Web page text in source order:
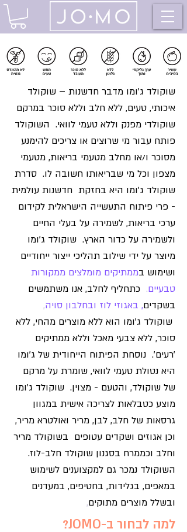
שוקולד ג'ומו מדבר חדשנות – שוקולד
איכותי, טעים, ללא חלב וללא סוכר במרקם
שוקולדי מפנק וללא טעמי לוואי. השוקולד
פותח עבור מי שרוצים או צריכים להימנע
מסוכר ו/או מחלב מטעמי בריאות, מטעמי
מצפון וכל מי שבריאותו חשובה לו. סדרת
שוקולד ג'ומו היא בחזקת חדשנות עולמית
- פרי פיתוח התעשייה הישראלית לקידום
ערכי בריאות, לשמירה על בעלי החיים
ולשמירה על כדור הארץ. שוקולד ג'ומו
מיוצר על ידי שילוב תהליכי ייצור ייחודיים
ושימוש בממתיקים מומלצים ממקורות
טבעיים. כתחליף לחלב, אנו משתמשים
בשקדים, באגוזי לוז ובחלבון סויה,
שוקולד ג'ומו הוא ללא מוצרים מהחי, ללא
סוכר, ללא צבעי מאכל וללא ממתיקים
'רעים'. נוסחת הפיתוח הייחודית של ג'ומו
היא נטולת טעמי לוואי, שומרת על מרקם
של שוקולד, והטעם - מצוין. שוקולד ג'ומו
מוצע כטבלאות לצריכה אישית במגוון
גרסאות של חלב, לבן, מריר ואולטרא מריר,
וכן אגוזים ושקדים עטופים בשוקולד מריר
וחלב וכממרח בסגנון שוקולד חלב-לוז.
השוקולד נמכר גם למקצוענים לשימוש
במאפים, בגלידות, בחטיפים, במעדנים
ובשלל מוצרים מתוקים,
למה לבחור ב-JOMO?